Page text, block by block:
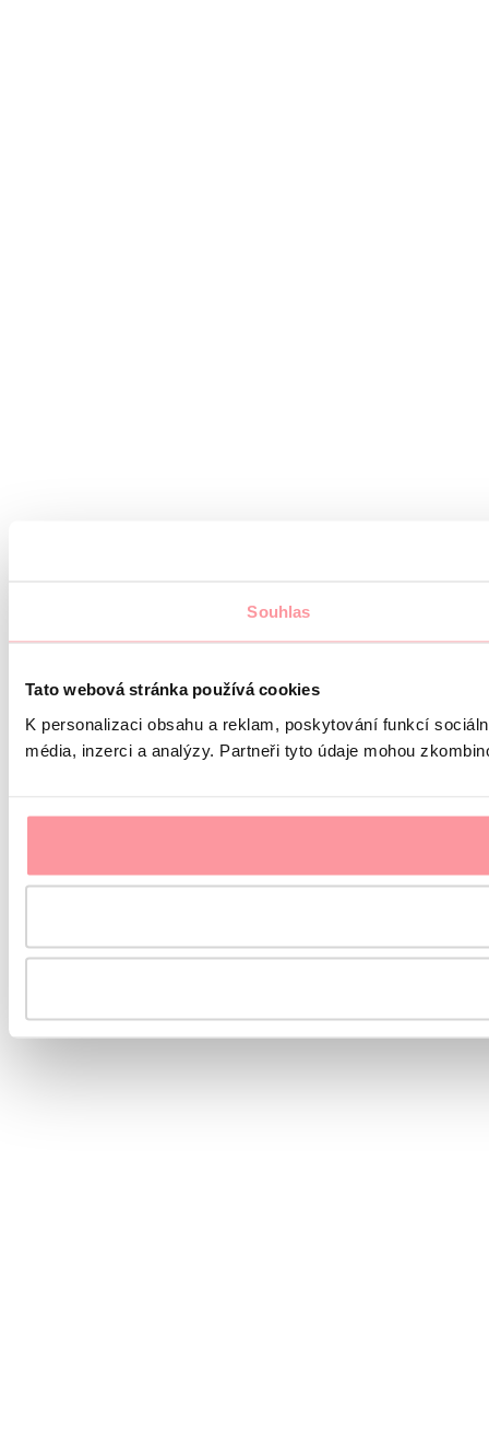
Souhlas
Tato webová stránka používá cookies
K personalizaci obsahu a reklam, poskytování funkcí
média, inzerci a analýzy. Partneři tyto údaje mohou